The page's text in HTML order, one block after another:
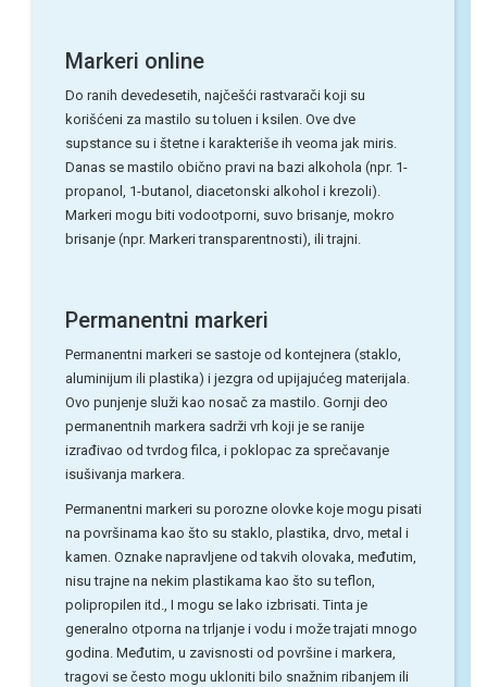
Markeri online
Do ranih devedesetih, najčešći rastvarači koji su
korišćeni za mastilo su toluen i ksilen. Ove dve
supstance su i štetne i karakteriše ih veoma jak miris.
Danas se mastilo obično pravi na bazi alkohola (npr. 1-
propanol, 1-butanol, diacetonski alkohol i krezoli).
Markeri mogu biti vodootporni, suvo brisanje, mokro
brisanje (npr. Markeri transparentnosti), ili trajni.
Permanentni markeri
Permanentni markeri se sastoje od kontejnera (staklo,
aluminijum ili plastika) i jezgra od upijajućeg materijala.
Ovo punjenje služi kao nosač za mastilo. Gornji deo
permanentnih markera sadrži vrh koji je se ranije
izrađivao od tvrdog filca, i poklopac za sprečavanje
isušivanja markera.
Permanentni markeri su porozne olovke koje mogu pisati
na površinama kao što su staklo, plastika, drvo, metal i
kamen. Oznake napravljene od takvih olovaka, međutim,
nisu trajne na nekim plastikama kao što su teflon,
polipropilen itd., I mogu se lako izbrisati. Tinta je
generalno otporna na trljanje i vodu i može trajati mnogo
godina. Međutim, u zavisnosti od površine i markera,
tragovi se često mogu ukloniti bilo snažnim ribanjem ili